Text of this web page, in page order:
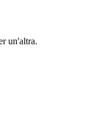
un'altra.